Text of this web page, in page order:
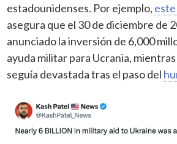
estadounidenses. Por ejemplo, este
asegura que el 30 de diciembre de
anunciado la inversión de 6,000
ayuda militar para Ucrania,
seguía devastada tras el paso del